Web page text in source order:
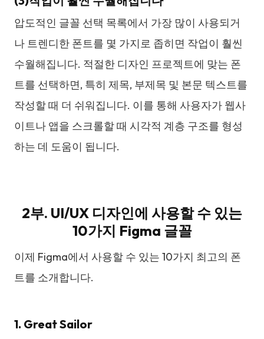
압도적인 글꼴 선택 목록에서 가장 많이 사용되거
나 트렌디한 폰트를 몇 가지로 좁히면 작업이 훨씬
수월해집니다. 적절한 디자인 프로젝트에 맞는 폰
트를 선택하면, 특히 제목, 부제목 및 본문 텍스트를
작성할 때 더 쉬워집니다. 이를 통해 사용자가 웹사
이트나 앱을 스크롤할 때 시각적 계층 구조를 형성
하는 데 도움이 됩니다.
2부. UI/UX 디자인에 사용할 수 있는
10가지 Figma 글꼴
이제 Figma에서 사용할 수 있는 10가지 최고의 폰
트를 소개합니다.
1. Great Sailor